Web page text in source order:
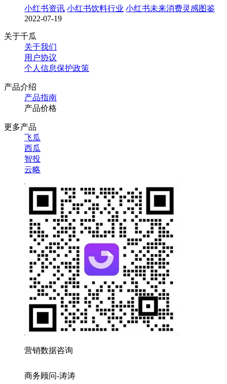
小红书资讯 小红书饮料行业 小红书未来消费灵感图鉴
2022-07-19
关于千瓜
关于我们
用户协议
个人信息保护政策
产品介绍
产品指南
产品价格
更多产品
飞瓜
西瓜
智投
云略
营销数据咨询
商务顾问-涛涛